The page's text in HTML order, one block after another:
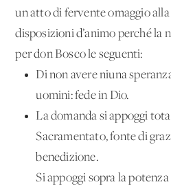
un atto di fervente omaggio
disposizioni d’animo perché la
per don Bosco le seguenti:
Di non avere niuna
uomini: fede in Dio.
La domanda si appoggi
Sacramentato, fonte di
benedizione.
Si appoggi sopra la